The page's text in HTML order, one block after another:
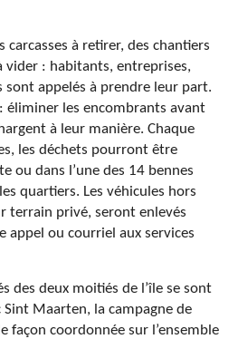
carcasses à retirer, des chantiers
vider : habitants, entreprises,
sont appelés à prendre leur part.
éliminer les encombrants avant
à leur manière. Chaque
les déchets pourront être
ou dans l’une des 14 bennes
quartiers. Les véhicules hors
terrain privé, seront enlevés
ou courriel aux services
des deux moitiés de l’île se sont
Sint Maarten, la campagne de
façon coordonnée sur l’ensemble